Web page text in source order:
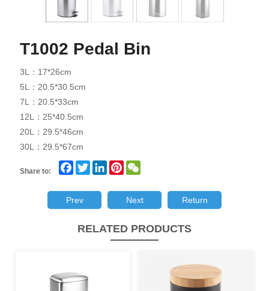
T1002 Pedal Bin
3L：17*26cm
5L：20.5*30.5cm
7L：20.5*33cm
12L：25*40.5cm
20L：29.5*46cm
30L：29.5*67cm
Share to:
Facebook
Twitter LinkedInPinterest
Prev Next Return
RELATED PRODUCTS